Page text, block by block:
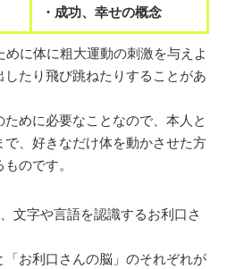
・成功、幸せの概念
に体に粗大運動の刺激を与えよ
たり飛び跳ねたりすることがあ
めに必要なことなので、本人と
、好きなだけ体を動かさせた方
のです。
文字や言語を認識するお利口さ
お利口さんの脳」のそれぞれが